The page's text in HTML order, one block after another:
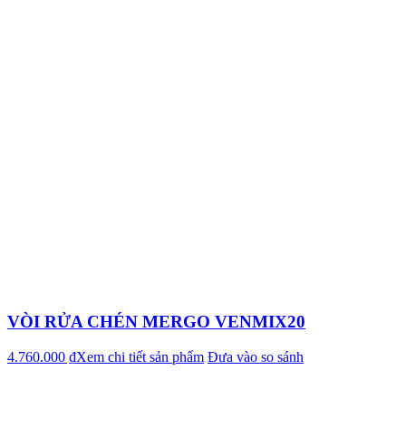
VÒI RỬA CHÉN MERGO VENMIX20
4.760.000 ₫Xem chi tiết sản phẩm Đưa vào so sánh